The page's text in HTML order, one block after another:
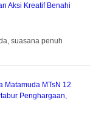
Aksi Kreatif Benahi
suasana penuh
Matamuda MTsN 12
Penghargaan,